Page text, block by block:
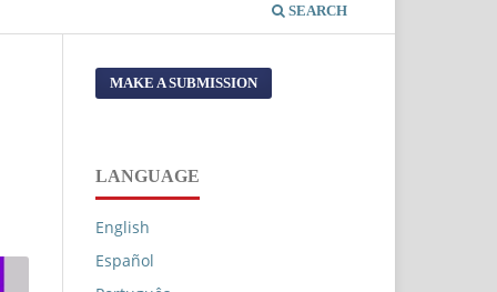
SEARCH
MAKE A SUBMISSION
LANGUAGE
English
Español